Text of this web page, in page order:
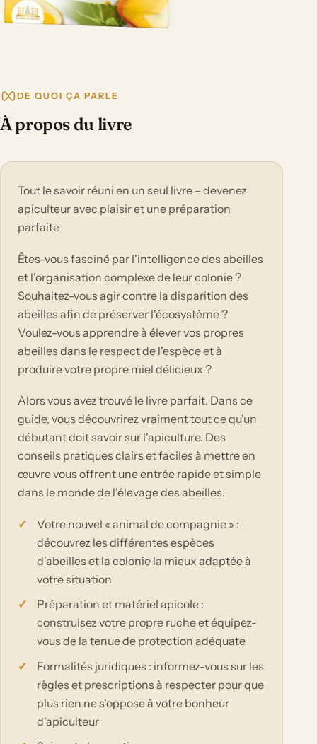
DE QUOI ÇA PARLE
À propos du livre
Tout le savoir réuni en un seul livre – devenez
apiculteur avec plaisir et une préparation
parfaite
Êtes-vous fasciné par l'intelligence des abeilles
et l'organisation complexe de leur colonie ?
Souhaitez-vous agir contre la disparition des
abeilles afin de préserver l'écosystème ?
Voulez-vous apprendre à élever vos propres
abeilles dans le respect de l'espèce et à
produire votre propre miel délicieux ?
Alors vous avez trouvé le livre parfait. Dans ce
guide, vous découvrirez vraiment tout ce qu'un
débutant doit savoir sur l'apiculture. Des
conseils pratiques clairs et faciles à mettre en
œuvre vous offrent une entrée rapide et simple
dans le monde de l'élevage des abeilles.
Votre nouvel « animal de compagnie » :
découvrez les différentes espèces
d'abeilles et la colonie la mieux adaptée à
votre situation
Préparation et matériel apicole :
construisez votre propre ruche et équipez-
vous de la tenue de protection adéquate
Formalités juridiques : informez-vous sur les
règles et prescriptions à respecter pour que
plus rien ne s'oppose à votre bonheur
d'apiculteur